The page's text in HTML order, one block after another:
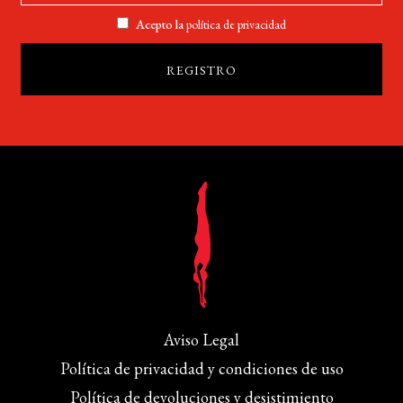
Acepto lapolítica de privacidad
Aviso Legal
Política de privacidad y condiciones de uso
Política de devoluciones y desistimiento